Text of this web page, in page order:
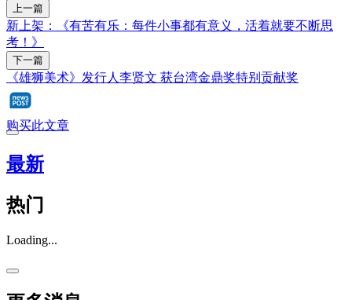
上一篇
新上架：《有苦有乐：每件小事都有意义，活着就要不断思
考！》
下一篇
《雄狮美术》发行人李贤文 获台湾金鼎奖特别贡献奖
购买此文章
最新
热门
Loading...